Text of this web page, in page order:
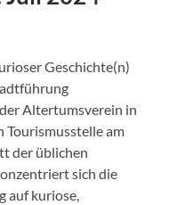
Geschichte(n)
der Altertumsverein in
am
der üblichen
sich die
auf kuriose,